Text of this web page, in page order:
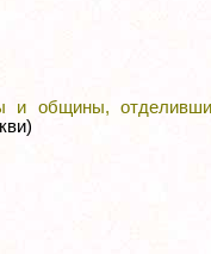
и общины,